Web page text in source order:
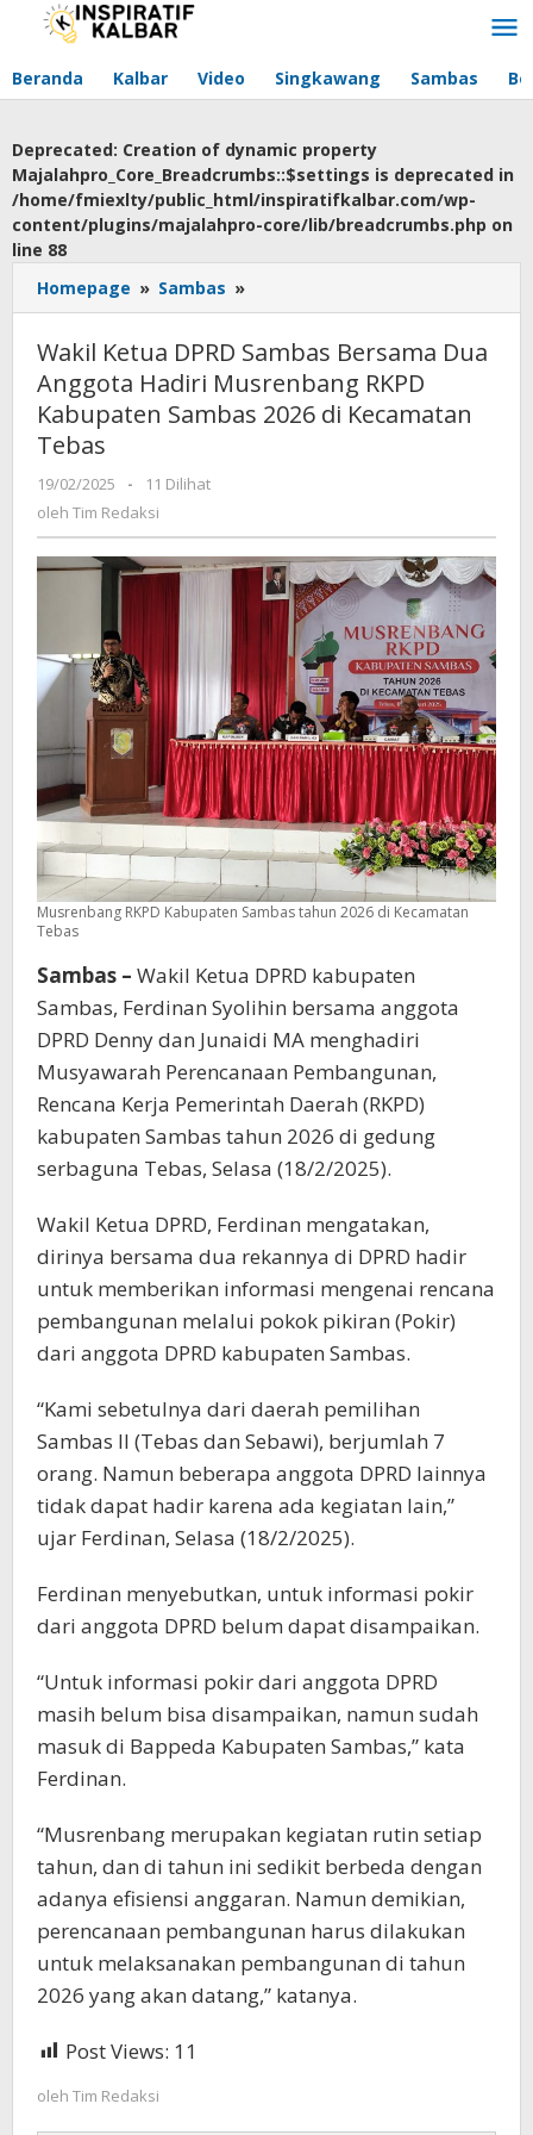
Lewati
Beranda Kalbar Video Singkawang Sambas
Deprecated: Creation of dynamic property
Majalahpro_Core_Breadcrumbs::$settings is deprecated in
/home/fmiexlty/public_html/inspiratifkalbar.com/wp-
content/plugins/majalahpro-core/lib/breadcrumbs.php on
line 88
Homepage » Sambas »
Ketua
DPRD
Sambas
Bersama
Dua
Kabupaten
Sambas
2026
di
Kecamatan
Tebas
Wakil Ketua DPRD Sambas Bersama Dua
Anggota Hadiri Musrenbang RKPD
Kabupaten Sambas 2026 di Kecamatan
Tebas
19/02/2025
oleh
Tim
-
11 Dilihat
oleh Tim Redaksi
Musrenbang RKPD Kabupaten Sambas tahun 2026 di Kecamatan
Tebas
Sambas – Wakil Ketua DPRD kabupaten
Sambas, Ferdinan Syolihin bersama anggota
DPRD Denny dan Junaidi MA menghadiri
Musyawarah Perencanaan Pembangunan,
Rencana Kerja Pemerintah Daerah (RKPD)
kabupaten Sambas tahun 2026 di gedung
serbaguna Tebas, Selasa (18/2/2025).
Wakil Ketua DPRD, Ferdinan mengatakan,
dirinya bersama dua rekannya di DPRD hadir
untuk memberikan informasi mengenai rencana
pembangunan melalui pokok pikiran (Pokir)
dari anggota DPRD kabupaten Sambas.
“Kami sebetulnya dari daerah pemilihan
Sambas II (Tebas dan Sebawi), berjumlah 7
orang. Namun beberapa anggota DPRD lainnya
tidak dapat hadir karena ada kegiatan lain,”
ujar Ferdinan, Selasa (18/2/2025).
Ferdinan menyebutkan, untuk informasi pokir
dari anggota DPRD belum dapat disampaikan.
“Untuk informasi pokir dari anggota DPRD
masih belum bisa disampaikan, namun sudah
masuk di Bappeda Kabupaten Sambas,” kata
Ferdinan.
“Musrenbang merupakan kegiatan rutin setiap
tahun, dan di tahun ini sedikit berbeda dengan
adanya efisiensi anggaran. Namun demikian,
perencanaan pembangunan harus dilakukan
untuk melaksanakan pembangunan di tahun
2026 yang akan datang,” katanya.
Post Views: 11
oleh Tim Redaksi